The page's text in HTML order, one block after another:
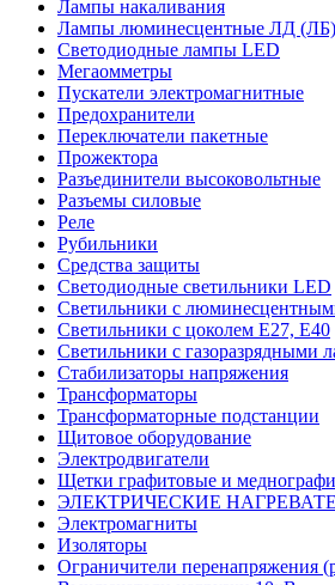
Лампы накаливания
Лампы люминесцентные ЛД (ЛБ)
Светодиодные лампы LED
Мегаомметры
Пускатели электромагнитные
Предохранители
Переключатели пакетные
Прожектора
Разъединители высоковольтные
Разъемы силовые
Реле
Рубильники
Средства защиты
Светодиодные светильники LED
Светильники с
Светильники с цоколем E27, Е40
Светильники с газоразрядными
Стабилизаторы напряжения
Трансформаторы
Трансформаторные подстанции
Щитовое оборудование
Электродвигатели
Щетки графитовые и
ЭЛЕКТРИЧЕСКИЕ
Электромагниты
Изоляторы
Ограничители перенапряжения